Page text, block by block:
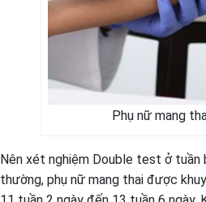
Phụ nữ mang
Nên xét nghiệm Double test ở tuần
thường, phụ nữ mang thai được